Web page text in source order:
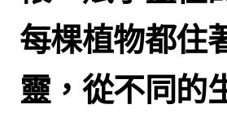
每棵植物都住
靈，從不同的